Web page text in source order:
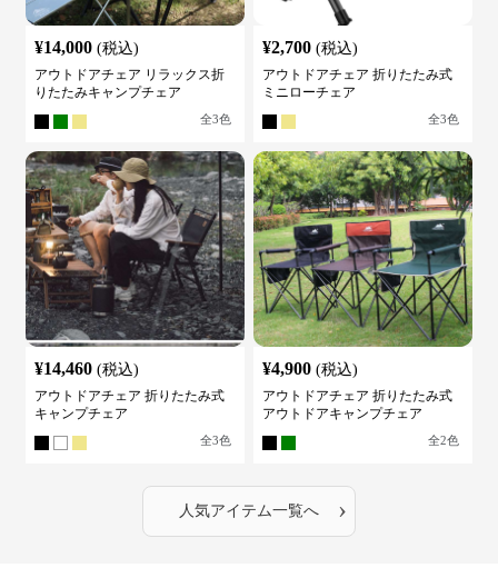
¥14,000 (税込)
アウトドアチェア リラックス折
りたたみキャンプチェア
全3色
¥2,700 (税込)
アウトドアチェア 折りたたみ式
ミニローチェア
全3色
¥14,460 (税込)
アウトドアチェア 折りたたみ式
キャンプチェア
全3色
¥4,900 (税込)
アウトドアチェア 折りたたみ式
アウトドアキャンプチェア
全2色
人気アイテム一覧へ ›